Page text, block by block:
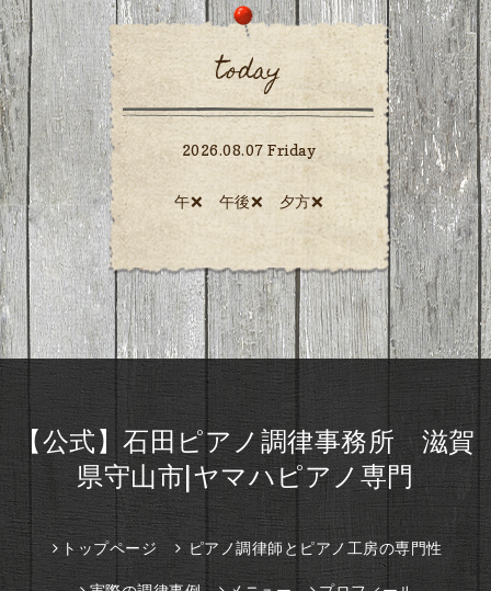
today
2026.08.07 Friday
午❌ 午後❌ 夕方❌️
【公式】石田ピアノ調律事務所 滋賀
県守山市|ヤマハピアノ専門
トップページ ピアノ調律師とピアノ工房の専門性